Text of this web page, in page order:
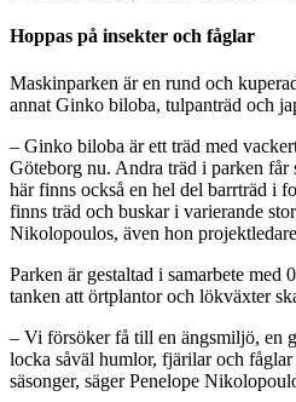
Hoppas på insekter och fåglar
Maskinparken är en rund och
annat Ginko biloba, tulpanträd och
– Ginko biloba är ett träd med
Göteborg nu. Andra träd i parken får
här finns också en hel del barrträd i
finns träd och buskar i varierande
Nikolopoulos, även hon
Parken är gestaltad i samarbete med
tanken att örtplantor och lökväxter
– Vi försöker få till en ängsmiljö, en
locka såväl humlor, fjärilar och
säsonger, säger Penelope